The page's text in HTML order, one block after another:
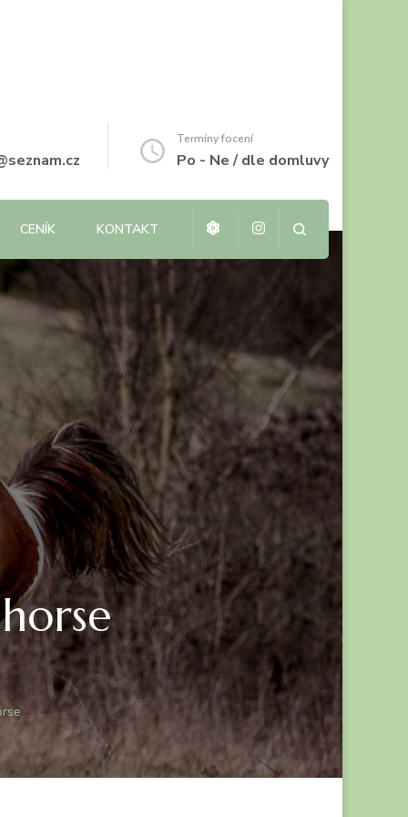
Termíny focení
Po - Ne / dle domluvy
CENÍK KONTAKT